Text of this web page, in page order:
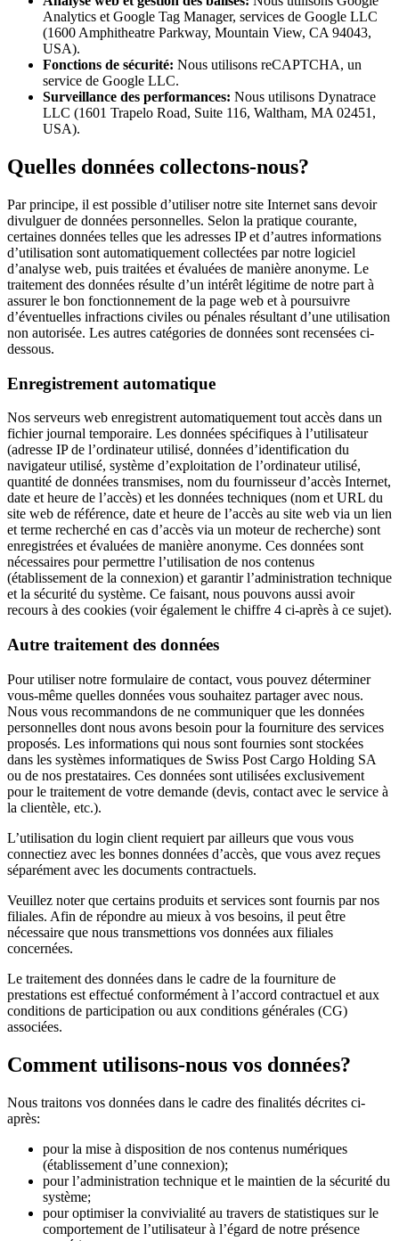
Analytics et Google Tag Manager, services de Google LLC
(1600 Amphitheatre Parkway, Mountain View, CA 94043,
USA).
Fonctions de sécurité: Nous utilisons reCAPTCHA, un
service de Google LLC.
Surveillance des performances: Nous utilisons Dynatrace
LLC (1601 Trapelo Road, Suite 116, Waltham, MA 02451,
USA).
Quelles données collectons-nous?
Par principe, il est possible d’utiliser notre site Internet sans devoir
divulguer de données personnelles. Selon la pratique courante,
certaines données telles que les adresses IP et d’autres informations
d’utilisation sont automatiquement collectées par notre logiciel
d’analyse web, puis traitées et évaluées de manière anonyme. Le
traitement des données résulte d’un intérêt légitime de notre part à
assurer le bon fonctionnement de la page web et à poursuivre
d’éventuelles infractions civiles ou pénales résultant d’une utilisation
non autorisée. Les autres catégories de données sont recensées ci-
dessous.
Enregistrement automatique
Nos serveurs web enregistrent automatiquement tout accès dans un
fichier journal temporaire. Les données spécifiques à l’utilisateur
(adresse IP de l’ordinateur utilisé, données d’identification du
navigateur utilisé, système d’exploitation de l’ordinateur utilisé,
quantité de données transmises, nom du fournisseur d’accès Internet,
date et heure de l’accès) et les données techniques (nom et URL du
site web de référence, date et heure de l’accès au site web via un lien
et terme recherché en cas d’accès via un moteur de recherche) sont
enregistrées et évaluées de manière anonyme. Ces données sont
nécessaires pour permettre l’utilisation de nos contenus
(établissement de la connexion) et garantir l’administration technique
et la sécurité du système. Ce faisant, nous pouvons aussi avoir
recours à des cookies (voir également le chiffre 4 ci-après à ce sujet).
Autre traitement des données
Pour utiliser notre formulaire de contact, vous pouvez déterminer
vous-même quelles données vous souhaitez partager avec nous.
Nous vous recommandons de ne communiquer que les données
personnelles dont nous avons besoin pour la fourniture des services
proposés. Les informations qui nous sont fournies sont stockées
dans les systèmes informatiques de Swiss Post Cargo Holding SA
ou de nos prestataires. Ces données sont utilisées exclusivement
pour le traitement de votre demande (devis, contact avec le service à
la clientèle, etc.).
L’utilisation du login client requiert par ailleurs que vous vous
connectiez avec les bonnes données d’accès, que vous avez reçues
séparément avec les documents contractuels.
Veuillez noter que certains produits et services sont fournis par nos
filiales. Afin de répondre au mieux à vos besoins, il peut être
nécessaire que nous transmettions vos données aux filiales
concernées.
Le traitement des données dans le cadre de la fourniture de
prestations est effectué conformément à l’accord contractuel et aux
conditions de participation ou aux conditions générales (CG)
associées.
Comment utilisons-nous vos données?
Nous traitons vos données dans le cadre des finalités décrites ci-
après:
pour la mise à disposition de nos contenus numériques
(établissement d’une connexion);
pour l’administration technique et le maintien de la sécurité du
système;
pour optimiser la convivialité au travers de statistiques sur le
comportement de l’utilisateur à l’égard de notre présence